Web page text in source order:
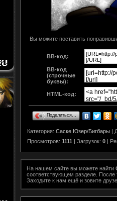
Вы можите поставить
BB-код:
BB-код
(строчные
буквы):
HTML-код:
Поделиться…
Категория: Саске Юзер/Бигбары |
Просмотров: 1111 | Загрузок: 0 |
На нашем сайте вы можете найти
соответствующем разделе. После
Заходите к нам ещё и зовите